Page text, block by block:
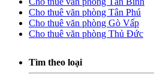
Cho thuê văn phòng Tân Phú
Cho thuê văn phòng Gò Vấp
Cho thuê văn phòng Thủ Đức
Tìm theo loại